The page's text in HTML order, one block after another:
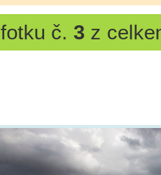
fotku č. 3z